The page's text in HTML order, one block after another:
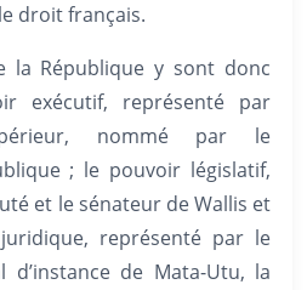
droit français.
la République y sont donc
exécutif, représenté par
nommé par le
; le pouvoir législatif,
et le sénateur de Wallis et
représenté par le
de Mata-Utu, la